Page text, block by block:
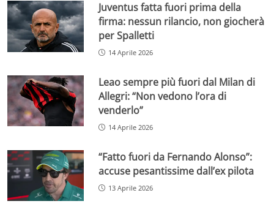
Juventus fatta fuori prima della
firma: nessun rilancio, non giocherà
per Spalletti
14 Aprile 2026
Leao sempre più fuori dal Milan di
Allegri: “Non vedono l’ora di
venderlo”
14 Aprile 2026
“Fatto fuori da Fernando Alonso”:
accuse pesantissime dall’ex pilota
13 Aprile 2026